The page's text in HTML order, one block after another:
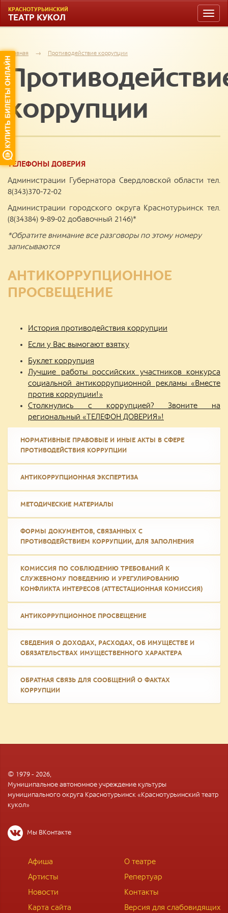
КРАСНОТУРЬИНСКИЙ
ТЕАТР КУКОЛ
Toggle
Главная → Противодействие коррупции
коррупции
ТЕЛЕФОНЫ ДОВЕРИЯ
Администрации Губернатора Свердловской области тел.
8(343)370-72-02
Администрации городского округа Краснотурьинск тел.
(8(34384) 9-89-02 добавочный 2146)*
*Обратите внимание все разговоры по этому номеру
записываются
АНТИКОРРУПЦИОННОЕ
ПРОСВЕЩЕНИЕ
История противодействия коррупции
Если у Вас вымогают взятку
Буклет коррупция
Лучшие работы российских участников конкурса
социальной антикоррупционной рекламы «Вместе
против коррупции!»
Столкнулись с коррупцией? Звоните на
региональный «ТЕЛЕФОН ДОВЕРИЯ»!
НОРМАТИВНЫЕ ПРАВОВЫЕ И ИНЫЕ АКТЫ В СФЕРЕ
ПРОТИВОДЕЙСТВИЯ КОРРУПЦИИ
АНТИКОРРУПЦИОННАЯ ЭКСПЕРТИЗА
МЕТОДИЧЕСКИЕ МАТЕРИАЛЫ
ФОРМЫ ДОКУМЕНТОВ, СВЯЗАННЫХ С
ПРОТИВОДЕЙСТВИЕМ КОРРУПЦИИ, ДЛЯ ЗАПОЛНЕНИЯ
КОМИССИЯ ПО СОБЛЮДЕНИЮ ТРЕБОВАНИЙ К
СЛУЖЕБНОМУ ПОВЕДЕНИЮ И УРЕГУЛИРОВАНИЮ
КОНФЛИКТА ИНТЕРЕСОВ (АТТЕСТАЦИОННАЯ КОМИССИЯ)
АНТИКОРРУПЦИОННОЕ ПРОСВЕЩЕНИЕ
СВЕДЕНИЯ О ДОХОДАХ, РАСХОДАХ, ОБ ИМУЩЕСТВЕ И
ОБЯЗАТЕЛЬСТВАХ ИМУЩЕСТВЕННОГО ХАРАКТЕРА
ОБРАТНАЯ СВЯЗЬ ДЛЯ СООБЩЕНИЙ О ФАКТАХ
КОРРУПЦИИ
© 1979 - 2026,
Муниципальное автономное учреждение культуры
муниципального округа Краснотурьинск «Краснотурьинский театр
кукол»
Мы ВКонтакте
Афиша
О театре
Артисты
Репертуар
Новости
Контакты
Карта сайта
Версия для слабовидящих